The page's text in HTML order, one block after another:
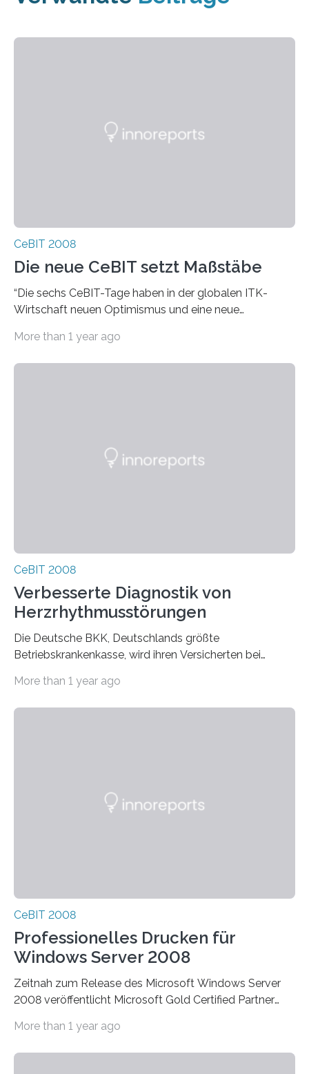
CeBIT 2008
Die neue CeBIT setzt Maßstäbe
“Die sechs CeBIT-Tage haben in der globalen ITK-
Wirtschaft neuen Optimismus und eine neue
der CeBIT 2008…
More than 1 year ago
CeBIT 2008
Verbesserte Diagnostik von
Herzrhythmusstörungen
Die Deutsche BKK, Deutschlands größte
Betriebskrankenkasse, wird ihren Versicherten bei
telemedizinische…
More than 1 year ago
CeBIT 2008
Professionelles Drucken für
Windows Server 2008
Zeitnah zum Release des Microsoft Windows Server
2008 veröffentlicht Microsoft Gold Certified Partner
More than 1 year ago